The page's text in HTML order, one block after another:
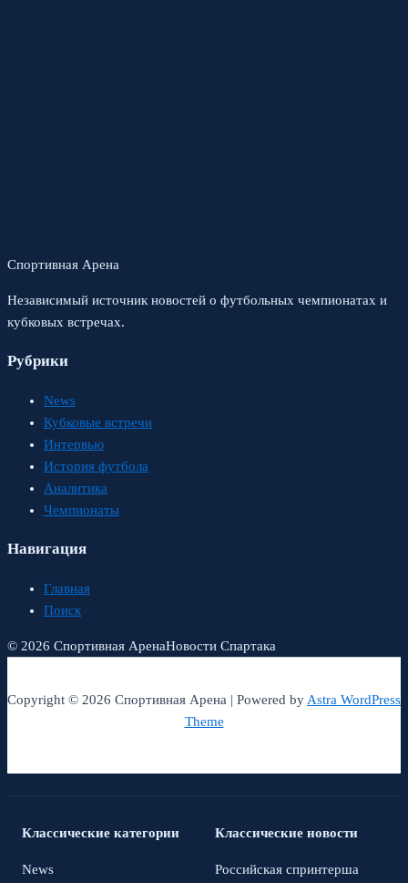
Спортивная Арена
Независимый источник новостей о футбольных чемпионатах и
кубковых встречах.
Рубрики
News
Кубковые встречи
Интервью
История футбола
Аналитика
Чемпионаты
Навигация
Главная
Поиск
© 2026 Спортивная АренаНовости Спартака
Copyright © 2026 Спортивная Арена | Powered byAstra WordPress
Theme
Классические категории
News
Классические новости
Российская спринтерша